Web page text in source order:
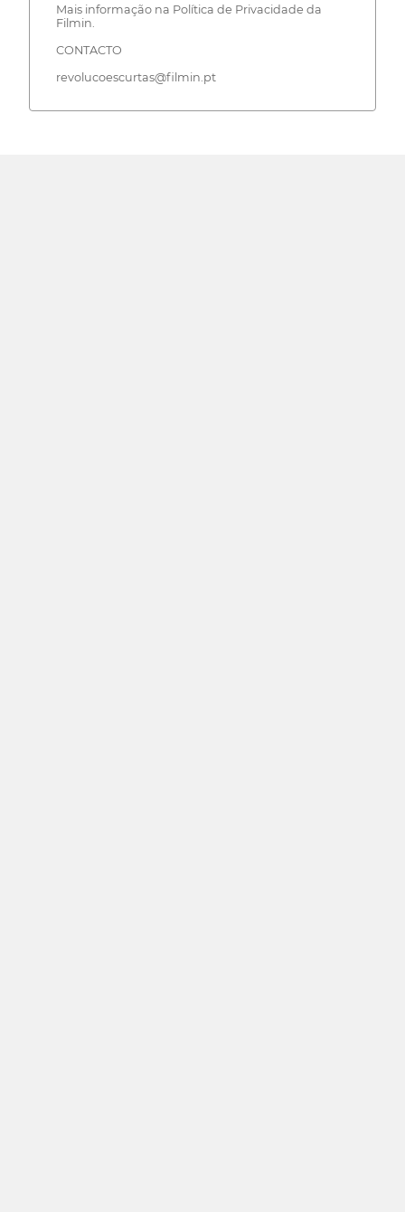
Mais informação na Política de Privacidade da
Filmin.
CONTACTO
revolucoescurtas@filmin.pt